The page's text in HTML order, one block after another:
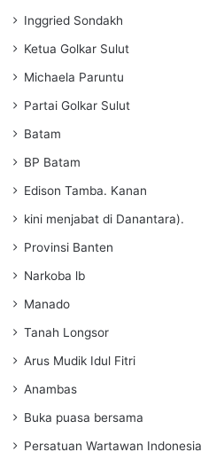
Inggried Sondakh
Ketua Golkar Sulut
Michaela Paruntu
Partai Golkar Sulut
Batam
BP Batam
Edison Tamba. Kanan
kini menjabat di Danantara).
Provinsi Banten
Narkoba lb
Manado
Tanah Longsor
Arus Mudik Idul Fitri
Anambas
Buka puasa bersama
Persatuan Wartawan Indonesia